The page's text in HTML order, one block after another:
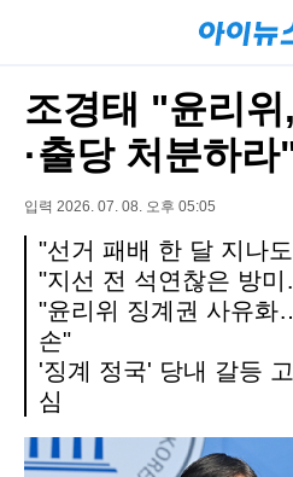
조경태 "윤리
·출당 처분하라
입력 2026. 07. 08. 오후 05:05
"선거 패배 한 달 지나
"지선 전 석연찮은 방
"윤리위 징계권 사유화
손"
'징계 정국' 당내 갈등
심